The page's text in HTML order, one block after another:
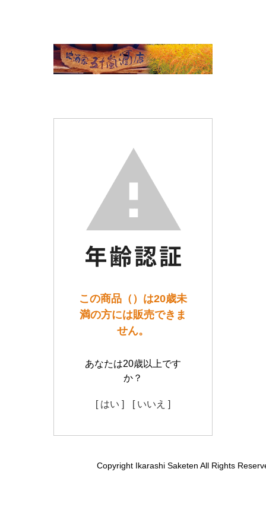
この商品（）は20歳未
満の方には販売できま
せん。
あなたは20歳以上です
か？
[ はい ] [ いいえ ]
Copyright Ikarashi Saketen All Rights